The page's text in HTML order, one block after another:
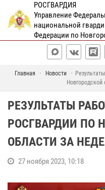
РОСГВАРДИЯ
Управление
национальной
Федерации по
Главная Новости
РЕЗУЛЬТАТЫ
РОСГВАРДИИ ПО
ОБЛАСТИ ЗА
27 ноября 2023, 10:18